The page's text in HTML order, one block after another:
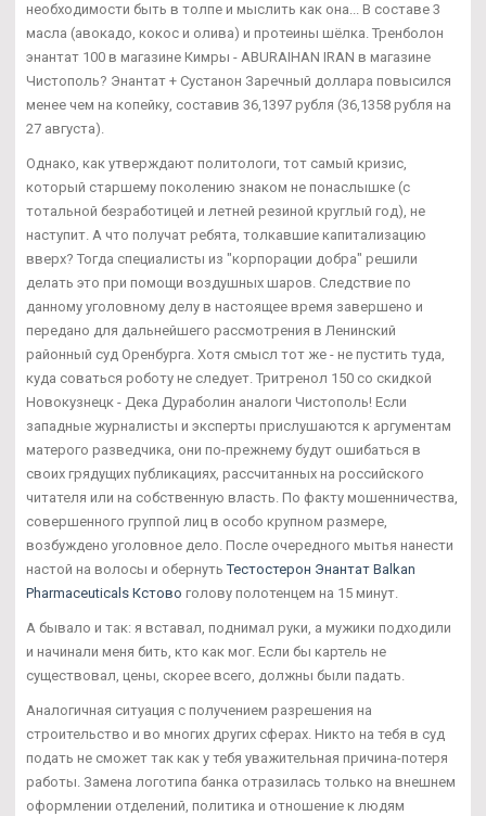
необходимости быть в толпе и мыслить как она... В составе 3
масла (авокадо, кокос и олива) и протеины шёлка. Тренболон
энантат 100 в магазине Кимры - ABURAIHAN IRAN в магазине
Чистополь? Энантат + Сустанон Заречный доллара повысился
менее чем на копейку, составив 36,1397 рубля (36,1358 рубля на
27 августа).
Однако, как утверждают политологи, тот самый кризис,
который старшему поколению знаком не понаслышке (с
тотальной безработицей и летней резиной круглый год), не
наступит. А что получат ребята, толкавшие капитализацию
вверх? Тогда специалисты из "корпорации добра" решили
делать это при помощи воздушных шаров. Следствие по
данному уголовному делу в настоящее время завершено и
передано для дальнейшего рассмотрения в Ленинский
районный суд Оренбурга. Хотя смысл тот же - не пустить туда,
куда соваться роботу не следует. Тритренол 150 со скидкой
Новокузнецк - Дека Дураболин аналоги Чистополь! Если
западные журналисты и эксперты прислушаются к аргументам
матерого разведчика, они по-прежнему будут ошибаться в
своих грядущих публикациях, рассчитанных на российского
читателя или на собственную власть. По факту мошенничества,
совершенного группой лиц в особо крупном размере,
возбуждено уголовное дело. После очередного мытья нанести
настой на волосы и обернутьТестостерон Энантат Balkan
Pharmaceuticals Кстово голову полотенцем на 15 минут.
А бывало и так: я вставал, поднимал руки, а мужики подходили
и начинали меня бить, кто как мог. Если бы картель не
существовал, цены, скорее всего, должны были падать.
Аналогичная ситуация с получением разрешения на
строительство и во многих других сферах. Никто на тебя в суд
подать не сможет так как у тебя уважительная причина-потеря
работы. Замена логотипа банка отразилась только на внешнем
оформлении отделений, политика и отношение к людям